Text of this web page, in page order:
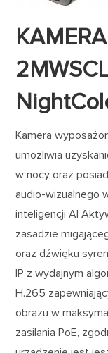
Kamera
umożliwia
w nocy oraz
audio-wizualnego
inteligencji AI
zasadzie
oraz dźwięku
IP z wydajnym
H.265
obrazu w
zasilania PoE,